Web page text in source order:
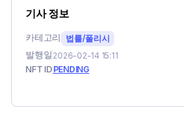
기사 정보
카테고리 법률/폴리시
발행일 2026-02-14 15:11
NFT ID PENDING